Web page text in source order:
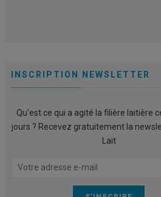
INSCRIPTION NEWSLETTER
Qu’est ce qui a agité la filière laitière
jours ? Recevez gratuitement la
Lait